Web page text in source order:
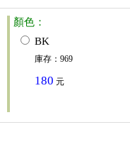
顏色：
BK
庫存 ： 969
180 元